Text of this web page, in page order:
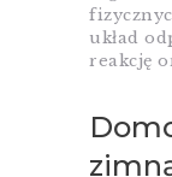
układ
reakcję